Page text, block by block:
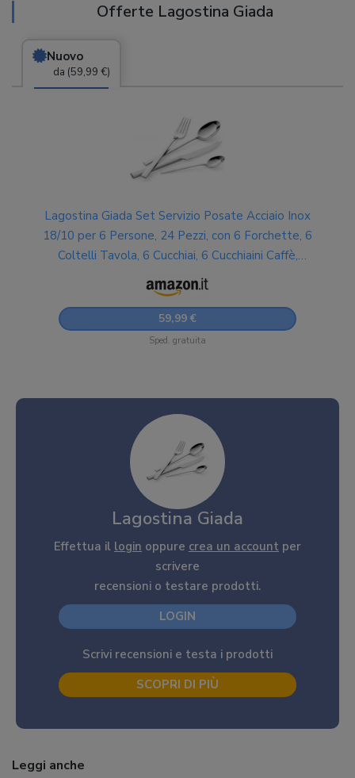
Offerte Lagostina Giada
Nuovo
da (59,99 €)
Lagostina Giada Set Servizio Posate Acciaio Inox
18/10 per 6 Persone, 24 Pezzi, con 6 Forchette, 6
Coltelli Tavola, 6 Cucchiai, 6 Cucchiaini Caffè,
Spessore 3.5 mm, Finitura Lucida a Specchio
59,99 €
Sped. gratuita
Lagostina Giada
Effettua il login oppure crea un account per
scrivere
recensioni o testare prodotti.
LOGIN
Scrivi recensioni e testa i prodotti
SCOPRI DI PIÙ
Leggi anche